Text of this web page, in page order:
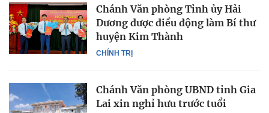
CHÍNH TRỊ
Chánh Văn phòng Tỉnh ủy Hải
Dương được điều động làm Bí thư
huyện Kim Thành
Chánh Văn phòng UBND tỉnh Gia
Lai xin nghỉ hưu trước tuổi